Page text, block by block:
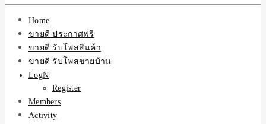
Home
ขายดี ประกาศฟรี
ขายดี รับโพสสินค้า
ขายดี รับโพสขายบ้าน
LogN
Register
Members
Activity